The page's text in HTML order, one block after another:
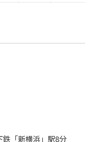
「新横浜」駅8分